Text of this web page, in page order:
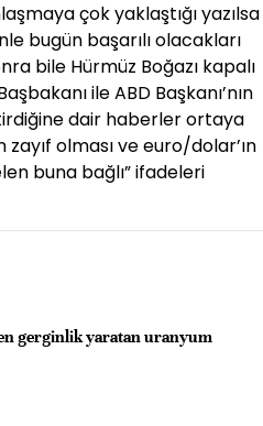
çok yaklaştığı yazılsa
bugün başarılı olacakları
bile Hürmüz Boğazı kapalı
ile ABD Başkanı’nın
dair haberler ortaya
olması ve euro/dolar’ın
buna bağlı” ifadeleri
gerginlik yaratan uranyum